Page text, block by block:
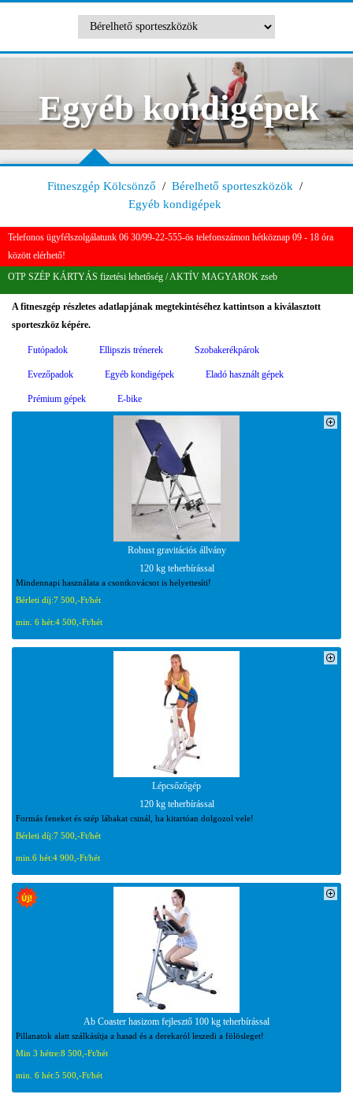
Egyéb kondigépek
Fitneszgép Kölcsönző / Bérelhető sporteszközök /
Egyéb kondigépek
Telefonos ügyfélszolgálatunk 06 30/99-22-555-ös telefonszámon hétköznap 09 - 18 óra
között elérhető!
OTP SZÉP KÁRTYÁS fizetési lehetőség / AKTÍV MAGYAROK zseb
A fitneszgép részletes adatlapjának megtekintéséhez kattintson a kiválasztott
sporteszköz képére.
Futópadok Ellipszis trénerek Szobakerékpárok
Evezőpadok Egyéb kondigépek Eladó használt gépek
Prémium gépek E-bike
Robust gravitációs állvány
120 kg teherbírással
Mindennapi használata a csontkovácsot is helyettesíti!
Bérleti díj:7 500,-Ft/hét
min. 6 hét:4 500,-Ft/hét
Lépcsőzőgép
120 kg teherbírással
Formás feneket és szép lábakat csinál, ha kitartóan dolgozol vele!
Bérleti díj:7 500,-Ft/hét
min.6 hét:4 900,-Ft/hét
Ab Coaster hasizom fejlesztő 100 kg teherbírással
Pillanatok alatt szálkásítja a hasad és a derekaról leszedi a fölösleget!
Min 3 hétre:8 500,-Ft/hét
min. 6 hét:5 500,-Ft/hét